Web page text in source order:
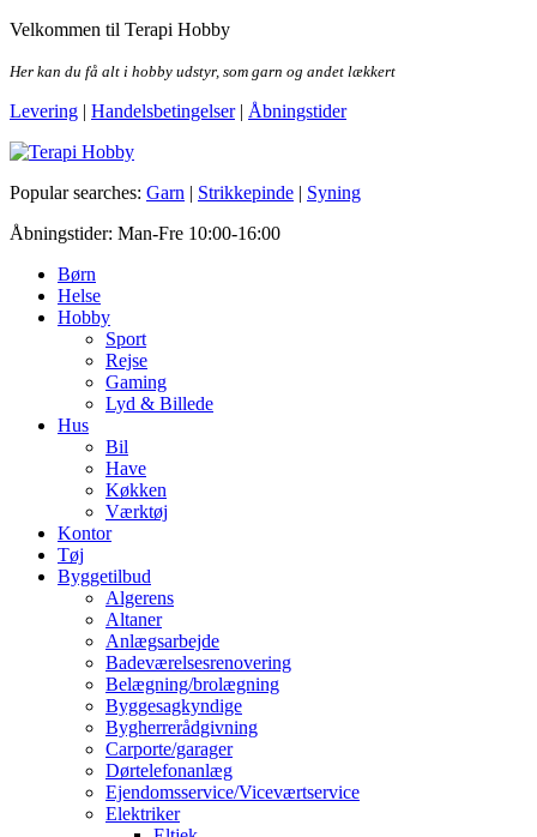
Skip
the
Velkommen til Terapi Hobby
Her kan du få alt i hobby udstyr, som garn og andet lækkert
Levering | Handelsbetingelser| Åbningstider
Terapi Hobby
Popular searches: Garn | Strikkepinde | Syning
Åbningstider: Man-Fre 10:00-16:00
Børn
Helse
Hobby
Sport
Rejse
Gaming
Lyd & Billede
Hus
Bil
Have
Køkken
Værktøj
Kontor
Tøj
Byggetilbud
Algerens
Altaner
Anlægsarbejde
Badeværelsesrenovering
Belægning/brolægning
Byggesagkyndige
Bygherrerådgivning
Carporte/garager
Dørtelefonanlæg
Ejendomsservice/Viceværtservice
Elektriker